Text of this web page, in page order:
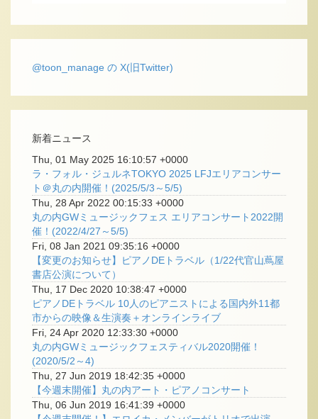
@toon_manage の X(旧Twitter)
新着ニュース
Thu, 01 May 2025 16:10:57 +0000
ラ・フォル・ジュルネTOKYO 2025 LFJエリアコンサー
ト＠丸の内開催！(2025/5/3～5/5)
Thu, 28 Apr 2022 00:15:33 +0000
丸の内GWミュージックフェス エリアコンサート2022開
催！(2022/4/27～5/5)
Fri, 08 Jan 2021 09:35:16 +0000
【変更のお知らせ】ピアノDEトラベル（1/22代官山蔦屋
書店公演について）
Thu, 17 Dec 2020 10:38:47 +0000
ピアノDEトラベル 10人のピアニストによる国内外11都
市からの映像＆生演奏＋オンラインライブ
Fri, 24 Apr 2020 12:33:30 +0000
丸の内GWミュージックフェスティバル2020開催！
(2020/5/2～4)
Thu, 27 Jun 2019 18:42:35 +0000
【今週末開催】丸の内アート・ピアノコンサート
Thu, 06 Jun 2019 16:41:39 +0000